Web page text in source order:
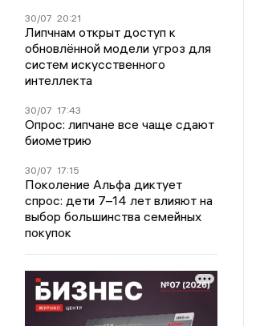
30/07 20:21
Липчнам открыт доступ к
обновлённой модели угроз для
систем искусственного
интеллекта
30/07 17:43
Опрос: липчане все чаще сдают
биометрию
30/07 17:15
Поколение Альфа диктует
спрос: дети 7–14 лет влияют на
выбор большинства семейных
покупок